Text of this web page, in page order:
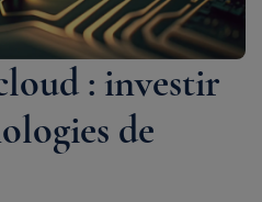
: investir
de